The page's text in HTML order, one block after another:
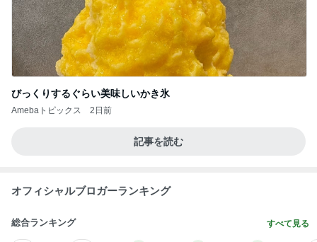
びっくりするぐらい美味しいかき氷
Amebaトピックス 2日前
記事を読む
オフィシャルブロガーランキング
総合ランキング すべて見る